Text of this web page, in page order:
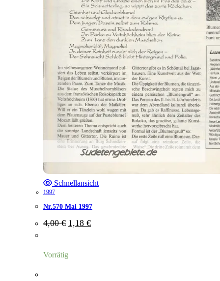
Schnellansicht
1997
Nr.570 Mai 1997
4,00€ Ursprünglicher
Preis
1,18 €Aktueller
Preis
Vorrätig